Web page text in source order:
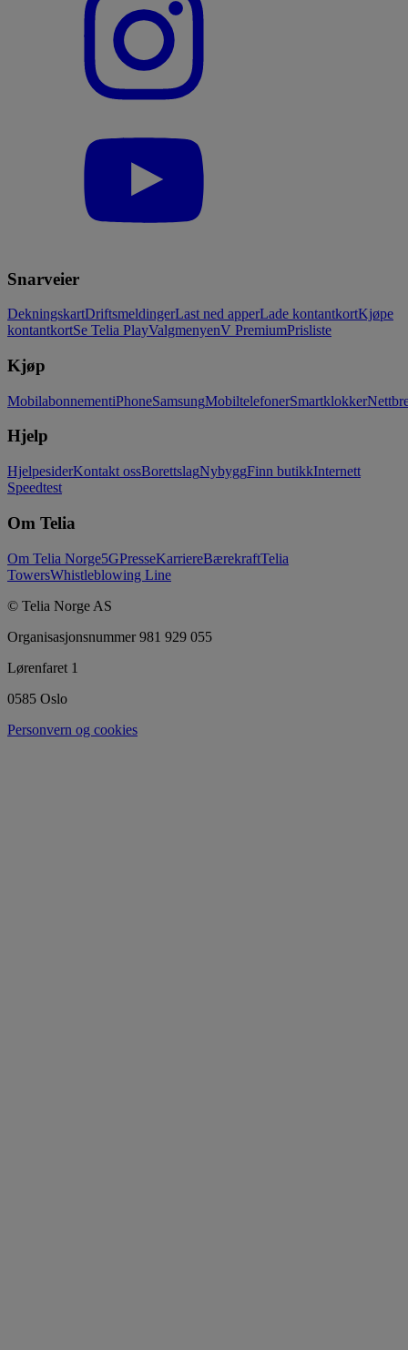
Snarveier
DekningskartDriftsmeldingerLast ned apperLade kontantkortKjøpe
kontantkortSe Telia PlayValgmenyenV PremiumPrisliste
Kjøp
MobilabonnementiPhoneSamsungMobiltelefonerSmartklokker
Hjelp
HjelpesiderKontakt ossBorettslagNybyggFinn butikkInternett
Speedtest
Om Telia
Om Telia Norge5GPresseKarriereBærekraftTelia
TowersWhistleblowing Line
© Telia Norge AS
Organisasjonsnummer 981 929 055
Lørenfaret 1
0585 Oslo
Personvern og cookies